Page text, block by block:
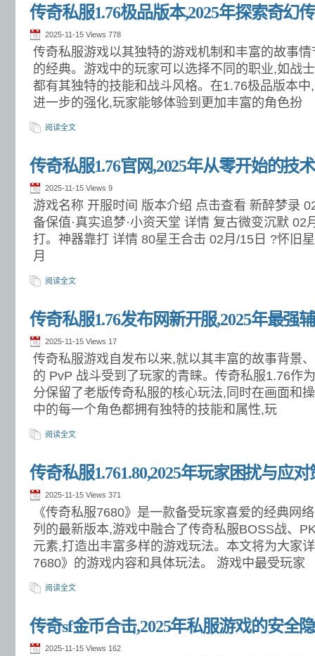
传奇私服1.76极品版本,2025年探索奇幻
2025-11-15 Views 778
传奇私服游戏以其独特的游戏机制和丰富的故事
的经典。游戏中的玩家可以选择不同的职业,如战
都有其独特的技能和战斗风格。在1.76极品版本
进一步的强化,玩家能够体验到更加丰富的角色扮
阅读全文
传奇私服1.76官网,2025年从零开始的技
2025-11-15 Views 9
游戏名称 开服时间 版本介绍 点击查看 新醉梦录
备保值·真实追梦·小资天堂 详情 复古微变沉默 02
打。神器靠打 详情 80星王合击 02月/15日 ?怀旧
月
阅读全文
传奇私服1.76发布网新开服,2025年最强
2025-11-15 Views 17
传奇私服游戏自发布以来,就以其丰富的故事背景
的 PvP 战斗受到了玩家的青睐。传奇私服1.76作
分保留了老版传奇私服的核心玩法,同时在画面和
中的每一个角色都拥有独特的技能和属性,玩
阅读全文
传奇私服1.761.80,2025年玩家困扰与应对
2025-11-15 Views 371
《传奇私服7680》是一款备受玩家喜爱的经典网
列的最新版本,游戏中融合了传奇私服BOSS战、
元素,打造出丰富多样的游戏玩法。本文将为大家
7680》的游戏内容和具体玩法。 游戏中最受玩家
阅读全文
传奇sf金币合击,2025年私服游戏的安全
2025-11-15 Views 162